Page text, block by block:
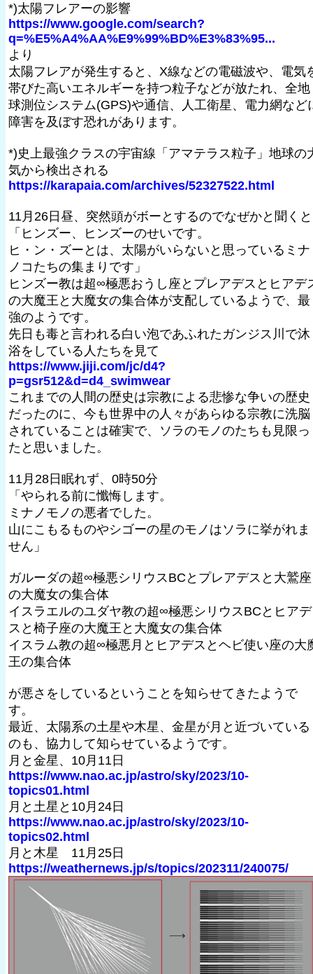
*)太陽フレアーの影響
https://www.google.com/search?
q=%E5%A4%AA%E9%99%BD%E3%83%95...
より
太陽フレアが発生すると、X線などの電磁波や、電気
帯びた高いエネルギーを持つ粒子などが放たれ、全地
球測位システム(GPS)や通信、人工衛星、電力網など
障害を及ぼす恐れがあります。
*)史上最強クラスの宇宙線「アマテラス粒子」地球の
気から検出される
https://karapaia.com/archives/52327522.html
11月26日昼、突然頭がボーとするのでなぜかと聞くと
「ヒンズー、ヒンズーのせいです。
ヒ・ン・ズーとは、太陽がいらないと思っているミナ
ノコたちの集まりです」
ヒンズー教は超∞極悪おうし座とプレアデスとヒアデ
の大魔王と大魔女の集合体が支配しているようで、最
強のようです。
先日も毒と言われる白い泡であふれたガンジス川で沐
浴をしている人たちを見て
https://www.jiji.com/jc/d4?
p=gsr512&d=d4_swimwear
これまでの人間の歴史は宗教による悲惨な争いの歴史
だったのに、今も世界中の人々があらゆる宗教に洗脳
されていることは確実で、ソラのモノのたちも見限っ
たと思いました。
11月28日眠れず、0時50分
「やられる前に懺悔します。
ミナノモノの悪者でした。
山にこもるものやシゴーの星のモノはソラに挙がれま
せん」
ガルーダの超∞極悪シリウスBCとプレアデスと大鷲座
の大魔女の集合体
イスラエルのユダヤ教の超∞極悪シリウスBCとヒアデ
スと椅子座の大魔王と大魔女の集合体
イスラム教の超∞極悪月とヒアデスとヘビ使い座の大
王の集合体
が悪さをしているということを知らせてきたようで
す。
最近、太陽系の土星や木星、金星が月と近づいている
のも、協力して知らせているようです。
月と金星、10月11日
https://www.nao.ac.jp/astro/sky/2023/10-
topics01.html
月と土星と10月24日
https://www.nao.ac.jp/astro/sky/2023/10-
topics02.html
月と木星 11月25日
https://weathernews.jp/s/topics/202311/240075/